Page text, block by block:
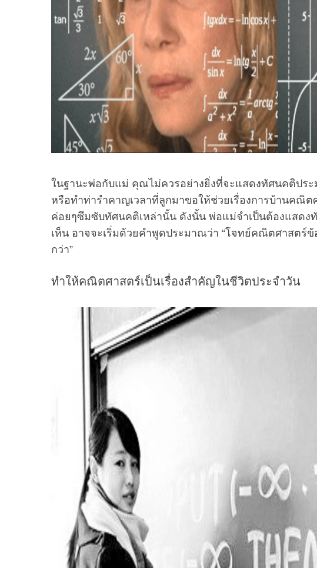
ในฐานะพ่อกับแม่ คุณไม่ควรอย่างยิ่งที่จะแสดงทัศนคติประ
หรือทำท่ารำคาญเวลาที่ลูกมาขอให้ช่วยเรื่องการบ้านคณิ
ค่อยๆซึมซับทัศนคติเหล่านั้น ดังนั้น พ่อแม่จำเป็นต้องแสด
เห็น อาจจะเริ่มด้วยคำพูดประมาณว่า “โจทย์คณิตศาสตร์
กว่า”
ทำให้คณิตศาสตร์เป็นเรื่องสำคัญในชีวิตประจำวัน
S
e
r
c
r
: